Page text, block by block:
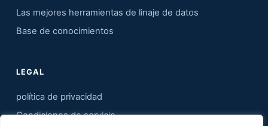
Las mejores herramientas de linaje de datos
Base de conocimientos
LEGAL
política de privacidad
Condiciones de servicio